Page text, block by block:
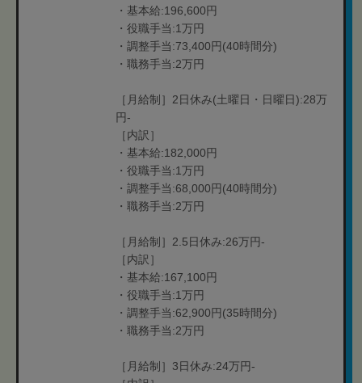
・基本給:196,600円
・役職手当:1万円
・調整手当:73,400円(40時間分)
・職務手当:2万円
［月給制］2日休み(土曜日・日曜日):28万
円-
［内訳］
・基本給:182,000円
・役職手当:1万円
・調整手当:68,000円(40時間分)
・職務手当:2万円
［月給制］2.5日休み:26万円-
［内訳］
・基本給:167,100円
・役職手当:1万円
・調整手当:62,900円(35時間分)
・職務手当:2万円
［月給制］3日休み:24万円-